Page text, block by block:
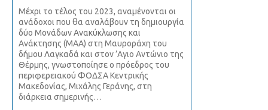
Μέχρι το τέλος του 2023, αναμένονται οι
ανάδοχοι που θα αναλάβουν τη δημιουργία
δύο Μονάδων Ανακύκλωσης και
Ανάκτησης (ΜΑΑ) στη Μαυροράχη του
δήμου Λαγκαδά και στον ’Αγιο Αντώνιο της
Θέρμης, γνωστοποίησε ο πρόεδρος του
περιφερειακού ΦΟΔΣΑ Κεντρικής
Μακεδονίας, Μιχάλης Γεράνης, στη
διάρκεια σημερινής…